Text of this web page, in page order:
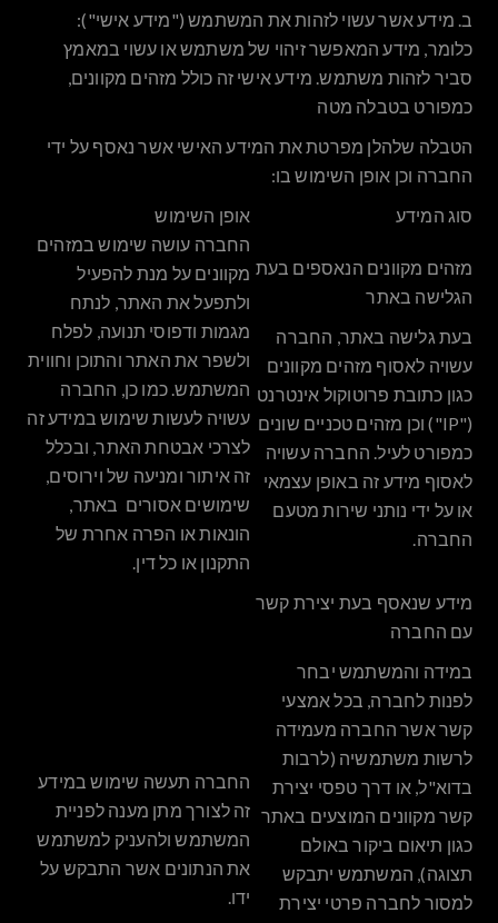
ב. מידע אשר עשוי לזהות את המשתמש ("מידע אישי"):
כלומר, מידע המאפשר זיהוי של משתמש או עשוי במאמץ
סביר לזהות משתמש. מידע אישי זה כולל מזהים מקוונים,
כמפורט בטבלה מטה
הטבלה שלהלן מפרטת את המידע האישי אשר נאסף על ידי
החברה וכן אופן השימוש בו:
סוג המידע
אופן השימוש
מזהים מקוונים הנאספים בעת
הגלישה באתר
בעת גלישה באתר, החברה
עשויה לאסוף מזהים מקוונים
כגון כתובת פרוטוקול אינטרנט
("IP") וכן מזהים טכניים שונים
כמפורט לעיל. החברה עשויה
לאסוף מידע זה באופן עצמאי
או על ידי נותני שירות מטעם
החברה.
החברה עושה שימוש במזהים
מקוונים על מנת להפעיל
ולתפעל את האתר, לנתח
מגמות ודפוסי תנועה, לפלח
ולשפר את האתר והתוכן וחווית
המשתמש. כמו כן, החברה
עשויה לעשות שימוש במידע זה
לצרכי אבטחת האתר, ובכלל
זה איתור ומניעה של וירוסים,
שימושים אסורים באתר,
הונאות או הפרה אחרת של
התקנון או כל דין.
מידע שנאסף בעת יצירת קשר
עם החברה
במידה והמשתמש יבחר
לפנות לחברה, בכל אמצעי
קשר אשר החברה מעמידה
לרשות משתמשיה (לרבות
בדוא"ל, או דרך טפסי יצירת
קשר מקוונים המוצעים באתר
כגון תיאום ביקור באולם
תצוגה), המשתמש יתבקש
למסור לחברה פרטי יצירת
החברה תעשה שימוש במידע
זה לצורך מתן מענה לפניית
המשתמש ולהעניק למשתמש
את הנתונים אשר התבקש על
ידו.